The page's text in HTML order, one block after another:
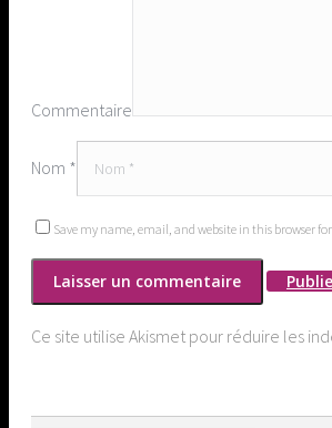
Commentaire
Nom *
Save my name, email, and website in this browser
Ce site utilise Akismet pour réduire les